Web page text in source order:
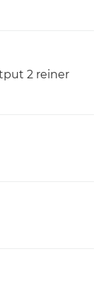
2 reiner